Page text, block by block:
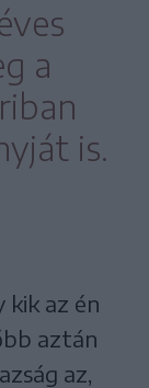
a
is.
kik az én
aztán
az,